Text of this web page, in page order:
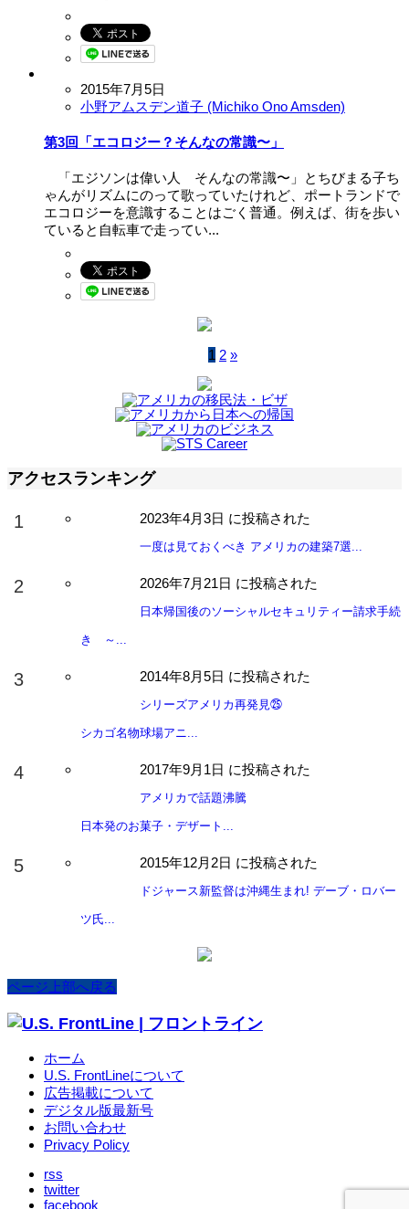
2015年7月5日
小野アムスデン道子 (Michiko Ono Amsden)
第3回「エコロジー？そんなの常識〜」
「エジソンは偉い人 そんなの常識〜」とちびまる子ち
ゃんがリズムにのって歌っていたけれど、ポートランドで
エコロジーを意識することはごく普通。例えば、街を歩い
ていると自転車で走ってい...
1 2 »
アクセスランキング
2023年4月3日 に投稿された
一度は見ておくべき アメリカの建築7選...
2026年7月21日 に投稿された
日本帰国後のソーシャルセキュリティー請求手続
き ～...
2014年8月5日 に投稿された
シリーズアメリカ再発見㉕
シカゴ名物球場アニ...
2017年9月1日 に投稿された
アメリカで話題沸騰
日本発のお菓子・デザート...
2015年12月2日 に投稿された
ドジャース新監督は沖縄生まれ! デーブ・ロバー
ツ氏...
ページ上部へ戻る
ホーム
U.S. FrontLineについて
広告掲載について
デジタル版最新号
お問い合わせ
Privacy Policy
rss
twitter
facebook